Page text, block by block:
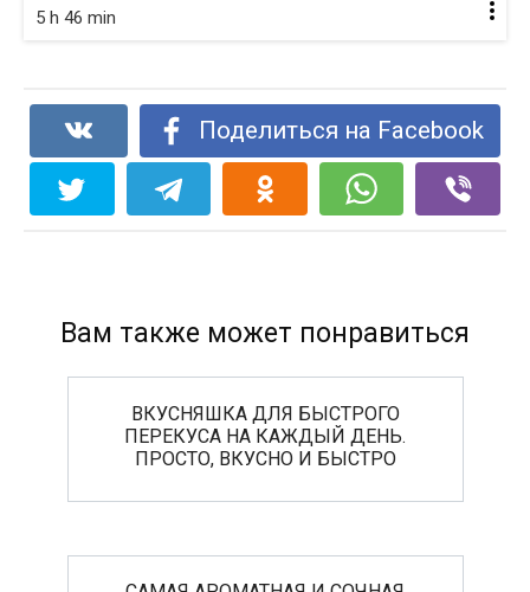
5 h 46 min
Поделиться на Facebook
Вам также может понравиться
ВКУСНЯШКА ДЛЯ БЫСТРОГО
ПЕРЕКУСА НА КАЖДЫЙ ДЕНЬ.
ПРОСТО, ВКУСНО И БЫСТРО